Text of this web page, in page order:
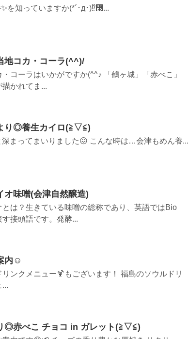
を知っていますか(*´･д･)⁉࿠...
コカ・コーラ(^^)/
コーラはいかがですか(^^♪ 「鶴ヶ城」「赤べこ」
描かれてま...
り◎養生カイロ(≧▽≦)
深まってまいりました😖 こんな時は…会津もめん養...
味噌(会津自然醸造)
は？生きている味噌の総称であり、英語ではBio
接頭語です。発酵...
内☺
ンクメニュー🍹もございます！ 福島のソウルドリ
...
◎赤べこ チョコ in ガレット(≧▽≦)